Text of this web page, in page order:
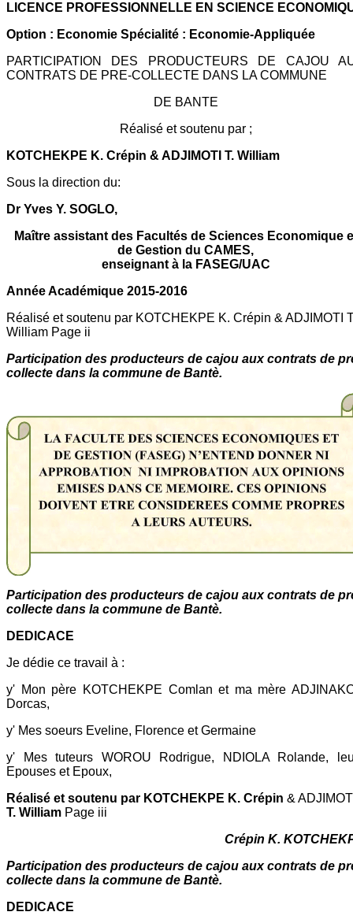
LICENCE PROFESSIONNELLE EN SCIENCE
Option : Economie Spécialité : Economie-Appliquée
PARTICIPATION DES PRODUCTEURS DE CAJOU
CONTRATS DE PRE-COLLECTE DANS LA COMMUNE
DE BANTE
Réalisé et soutenu par ;
KOTCHEKPE K. Crépin & ADJIMOTI T. William
Sous la direction du:
Dr Yves Y. SOGLO,
Maître assistant des Facultés de Sciences Economique
de Gestion du CAMES,
enseignant à la FASEG/UAC
Année Académique 2015-2016
Réalisé et soutenu par KOTCHEKPE K. Crépin & ADJIMOTI
William Page ii
Participation des producteurs de cajou aux contrats de
collecte dans la commune de Bantè.
Participation des producteurs de cajou aux contrats de
collecte dans la commune de Bantè.
DEDICACE
Je dédie ce travail à :
y' Mon père KOTCHEKPE Comlan et ma mère
Dorcas,
y' Mes soeurs Eveline, Florence et Germaine
y' Mes tuteurs WOROU Rodrigue, NDIOLA Rolande,
Epouses et Epoux,
Réalisé et soutenu par KOTCHEKPE K. Crépin &
T. William Page iii
Crépin K.
Participation des producteurs de cajou aux contrats de
collecte dans la commune de Bantè.
DEDICACE